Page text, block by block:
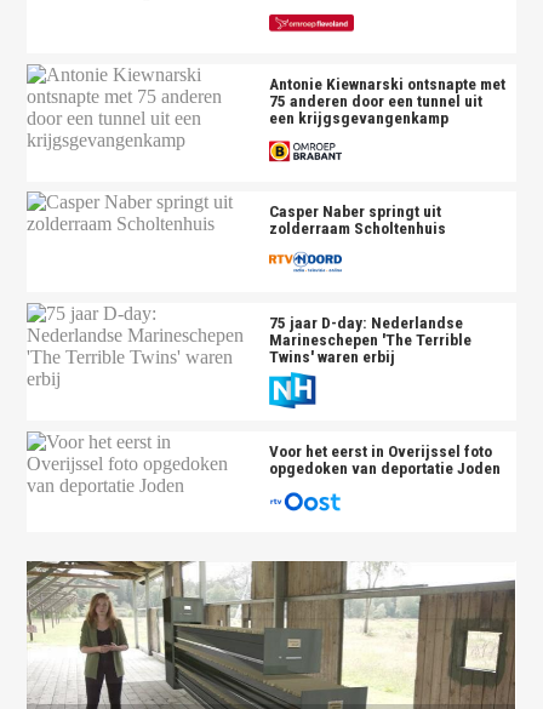
Antonie Kiewnarski ontsnapte met
75 anderen door een tunnel uit
een krijgsgevangenkamp
Casper Naber springt uit
zolderraam Scholtenhuis
75 jaar D-day: Nederlandse
Marineschepen 'The Terrible
Twins' waren erbij
Voor het eerst in Overijssel foto
opgedoken van deportatie Joden